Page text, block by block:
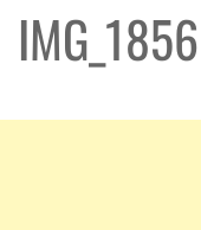
IMG_1856